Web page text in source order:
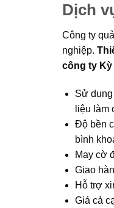
Dịch
Công ty
nghiệp.
công ty Kỳ
Sử
liệu
Độ bền
bình
May cờ
Giao
Hỗ trợ
Giá cả